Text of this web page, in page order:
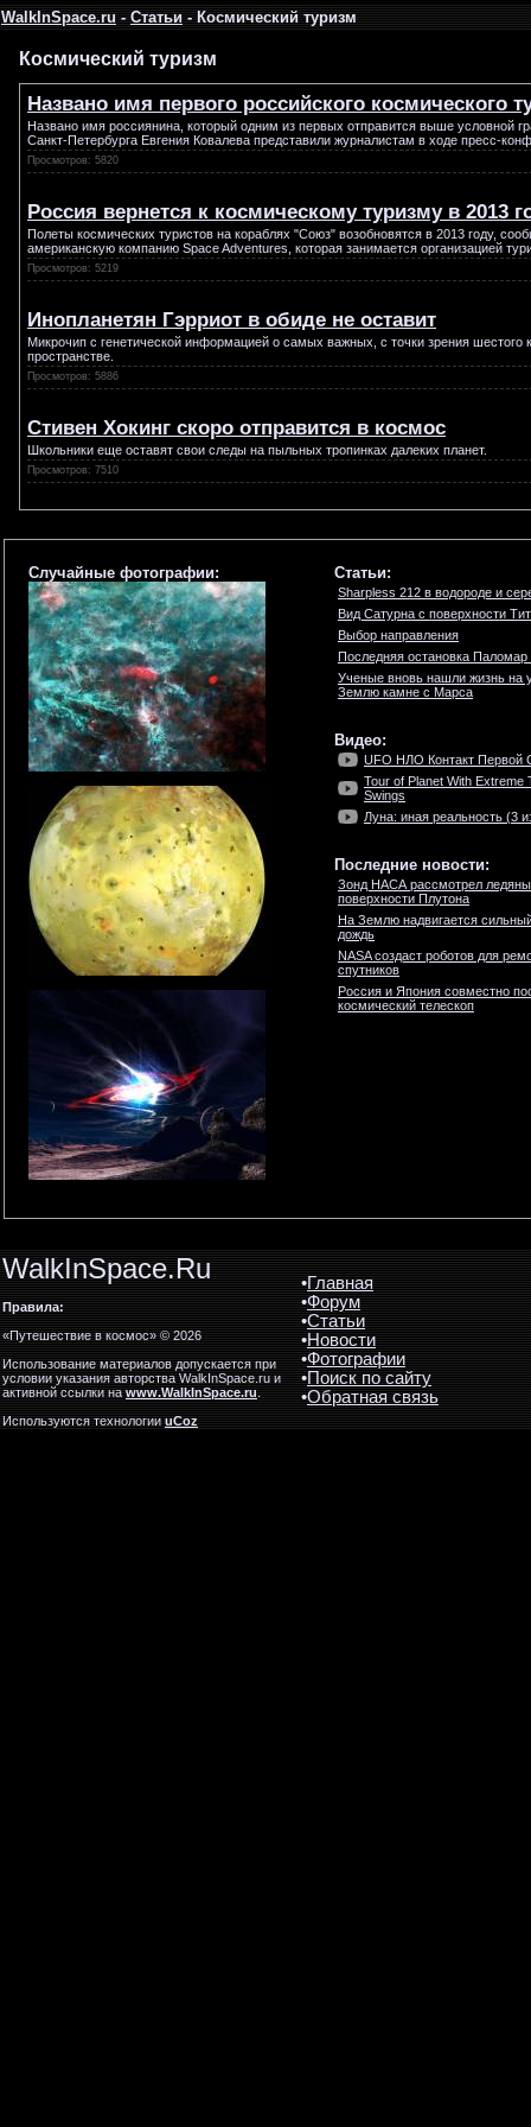
WalkInSpace.ru-Статьи- Космический туризм
Космический туризм
Названо имя первого российского космического
Названо имя россиянина, который одним из первых отправится выше условной
Санкт-Петербурга Евгения Ковалева представили журналистам в ходе пресс-
Просмотров: 5820
Россия вернется к космическому туризму в 2013
Полеты космических туристов на кораблях "Союз" возобновятся в 2013 году,
американскую компанию Space Adventures, которая занимается организацией
Просмотров: 5219
Инопланетян Гэрриот в обиде не оставит
Микрочип с генетической информацией о самых важных, с точки зрения
пространстве.
Просмотров: 5886
Стивен Хокинг скоро отправится в космос
Школьники еще оставят свои следы на пыльных тропинках далеких планет.
Просмотров: 7510
Случайные фотографии: Статьи:
Sharpless 212 в водороде и
Вид Сатурна с поверхности
Выбор направления
Последняя остановка Паломар
Ученые вновь нашли жизнь на
Землю камне с Марса
Видео:
UFO НЛО Контакт Первой
Tour of Planet With Extreme
Swings
Луна: иная реальность (3
Последние новости:
Зонд НАСА рассмотрел
поверхности Плутона
На Землю надвигается
дождь
NASA создаст роботов для
спутников
Россия и Япония совместно
космический телескоп
WalkInSpace.Ru
Правила:
«Путешествие в космос» © 2026
Использование материалов допускается при
условии указания авторства WalkInSpace.ru и
активной ссылки наwww.WalkInSpace.ru.
Используются технологииuCoz
•Главная
•Форум
•Статьи
•Новости
•Фотографии
•Поиск по сайту
•Обратная связь